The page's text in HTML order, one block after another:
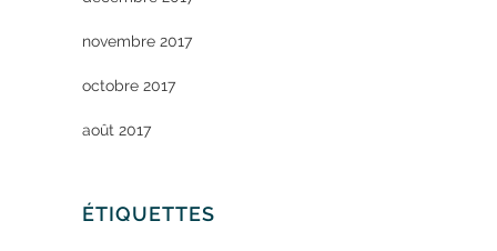
novembre 2017
octobre 2017
août 2017
ÉTIQUETTES